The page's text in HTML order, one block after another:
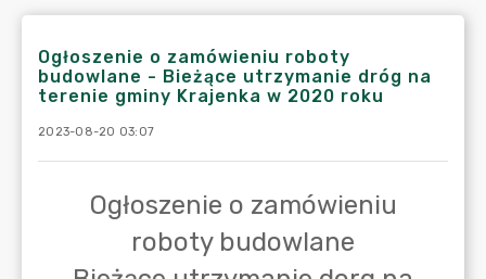
Ogłoszenie o zamówieniu roboty
budowlane - Bieżące utrzymanie dróg na
terenie gminy Krajenka w 2020 roku
2023-08-20 03:07